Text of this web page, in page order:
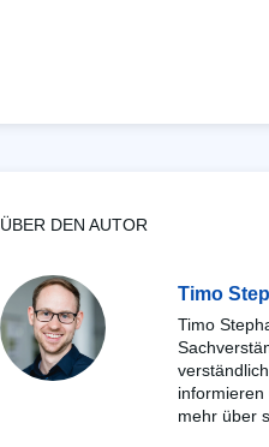
ÜBER DEN AUTOR
Timo
Timo
mehr über